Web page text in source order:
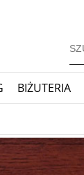
BIŻUTERIA